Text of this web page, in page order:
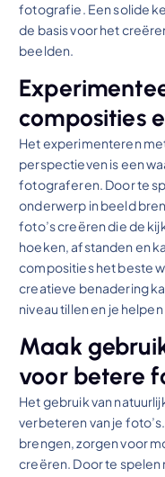
fotografie. Een solide
de basis voor het
beelden.
composities
Het experimenteren
perspectieven is een
fotograferen. Door te
onderwerp in beeld
foto’s creëren die de
hoeken, afstanden en
composities het beste
creatieve benadering
niveau tillen en je
Maak
voor betere
Het gebruik van
verbeteren van je
brengen, zorgen voor
creëren. Door te spelen